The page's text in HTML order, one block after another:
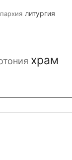
литургия
храм